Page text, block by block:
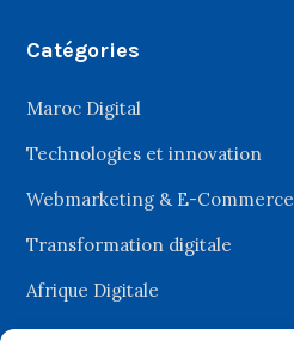
Catégories
Maroc Digital
Technologies et innovation
Webmarketing & E-Commerce
Transformation digitale
Afrique Digitale